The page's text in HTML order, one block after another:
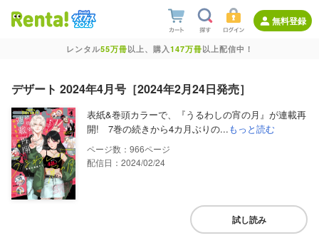
無料登録
レンタル55万冊以上、購入147万冊以上配信中！
デザート 2024年4月号［2024年2月24日発売］
表紙&巻頭カラーで、『うるわしの宵の月』が連載再
開! 7巻の続きから4カ月ぶりの...もっと読む
966
配信日：2024/02/24
試し読み